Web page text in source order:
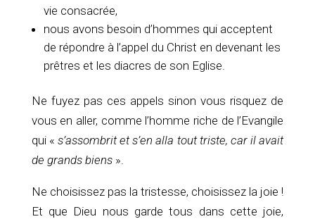
vie consacrée,
nous avons besoin d’hommes qui acceptent
de répondre à l’appel du Christ en devenant les
prêtres et les diacres de son Eglise.
Ne fuyez pas ces appels sinon vous risquez de
vous en aller, comme l’homme riche de l’Evangile
qui «s’assombrit et s’en alla tout triste, car il avait
de grands biens».
Ne choisissez pas la tristesse, choisissez la joie !
Et que Dieu nous garde tous dans cette joie,